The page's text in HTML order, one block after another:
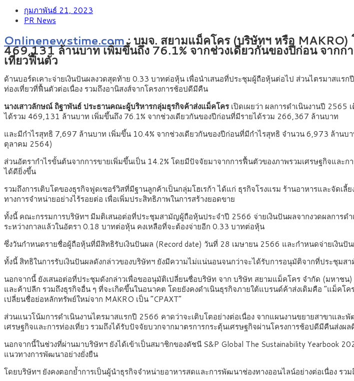
กุมภาพันธ์ 21, 2023
PR News
Onlinenewstime.com: บมจ. สยามแม็คโคร (บริษัทฯ หรือ MAKRO)
469,131 ล้านบาท เพิ่มขึ้นถึง 76.1% จากช่วงเดียวกันของปีก่อน จากก
เที่ยวฟื้นตัว
ด้านบอร์ดเคาะจ่ายเงินปันผลงวดสุดท้าย 0.33 บาทต่อหุ้น เพื่อนำเสนอที่ประชุมผู้ถือหุ้นต่อไป ส่วนไตรมาสแ
ท่องเที่ยวที่ฟื้นตัวต่อเนื่อง รวมถึงอานิสงส์จากโครงการช้อปดีมีคืน
นางเสาวลักษณ์ ถิฐาพันธ์ ประธานคณะผู้บริหารกลุ่มธุรกิจค้าส่งแม็คโครเปิดเผยว่า ผลการดำเนินงานปี 2565
ได้รวม 469,131 ล้านบาท เพิ่มขึ้นถึง 76.1% จากช่วงเดียวกันของปีก่อนที่มีรายได้รวม 266,367 ล้านบาท
และมีกำไรสุทธิ 7,697 ล้านบาท เพิ่มขึ้น 10.4% จากช่วงเดียวกันของปีก่อนที่มีกำไรสุทธิ จำนวน 6,973 ล้าน
ตุลาคม 2564)
ส่วนอัตรากำไรขั้นต้นจากการขายเพิ่มขึ้นเป็น 14.2% โดยมีปัจจัยมาจากการฟื้นตัวของภาพรวมเศรษฐกิจแล
ได้ดียิ่งขึ้น
รวมถึงการเติบโตของธุรกิจฟูดเซอร์วิสที่มีฐานลูกค้าเป็นกลุ่มโฮเรก้า ได้แก่ ธุรกิจโรงแรม ร้านอาหารและจัด
ทางการจำหน่ายอย่างไร้รอยต่อ เพื่อเพิ่มประสิทธิภาพในการสร้างยอดขาย
ทั้งนี้ คณะกรรมการบริษัทฯ มีมติเสนอต่อที่ประชุมสามัญผู้ถือหุ้นประจำปี 2566 จ่ายเงินปันผลจากงวดผลการ
ระหว่างกาลแล้วในอัตรา 0.18 บาทต่อหุ้น คงเหลือที่จะต้องจ่ายอีก 0.33 บาทต่อหุ้น
ซึ่งวันกำหนดรายชื่อผู้ถือหุ้นที่มีสิทธิรับเงินปันผล (Record date) วันที่ 28 เมษายน 2566 และกำหนดจ่ายเงิน
ทั้งนี้ สิทธิในการรับเงินปันผลดังกล่าวของบริษัทฯ ยังมีความไม่แน่นอนจนกว่าจะได้รับการอนุมัติจากที่ประชุมส
นอกจากนี้ ยังเสนอต่อที่ประชุมดังกล่าวเพื่อขออนุมัติเปลี่ยนชื่อบริษัท จาก บริษัท สยามแม็คโคร จำกัด (มหา
และค้าปลีก รวมถึงธุรกิจอื่น ๆ ที่จะเกิดขึ้นในอนาคต โดยยังคงดำเนินธุรกิจภายใต้แบรนด์ค้าส่งเดิมคือ “แม็ค
เปลี่ยนชื่อย่อหลักทรัพย์ใหม่จาก MAKRO เป็น “CPAXT”
ส่วนแนวโน้มการดำเนินงานไตรมาสแรกปี 2566 คาดว่าจะเติบโตอย่างต่อเนื่อง จากแผนงานขยายสาขาแ
เศรษฐกิจและการท่องเที่ยว รวมถึงได้รับปัจจัยบวกจากมาตรการกระตุ้นเศรษฐกิจผ่านโครงการช้อปดีมีคืนส่ง
นอกจากนี้ในช่วงที่ผ่านมาบริษัทฯ ยังได้เข้าเป็นสมาชิกของดัชนี S&P Global The Sustainability Yearbook
แนวทางการพัฒนาอย่างยั่งยืน
โดยบริษัทฯ ยังคงตอกย้ำการเป็นผู้นำธุรกิจจำหน่ายอาหารสดและการพัฒนาช่องทางออนไลน์อย่างต่อเนื่อง ร